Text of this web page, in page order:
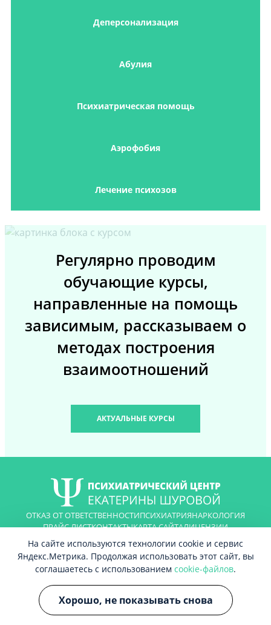
Деперсонализация
Абулия
Психиатрическая помощь
Аэрофобия
Лечение психозов
Регулярно проводим
обучающие курсы,
направленные на помощь
зависимым, рассказываем о
методах построения
взаимоотношений
АКТУАЛЬНЫЕ КУРСЫ
ОТКАЗ ОТ ОТВЕТСТВЕННОСТИПСИХИАТРИЯНАРКОЛОГИЯ
ПРАЙС ЛИСТКОНТАКТЫКАРТА САЙТАЛИЦЕНЗИИ
© 2026 Все права защищены
Политика конфиденциальности
Согласие на обработку персональных данных
Правовая информация
Независимая оценка качества оказания
На сайте используются технологии cookie и сервис
Яндекс.Метрика. Продолжая использовать этот сайт, вы
соглашаетесь с использованием cookie-файлов.
Хорошо, не показывать снова